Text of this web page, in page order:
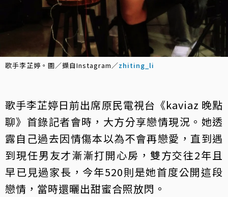
歌手李芷婷。圖／擷自Instagram／zhiting_li
歌手李芷婷日前出席原民電視台《kaviaz 晚點
聊》首錄記者會時，大方分享戀情現況。她透
露自己過去因情傷本以為不會再戀愛，直到遇
到現任男友才漸漸打開心房，雙方交往2年且
早已見過家長，今年520則是她首度公開這段
戀情，當時還曬出甜蜜合照放閃。